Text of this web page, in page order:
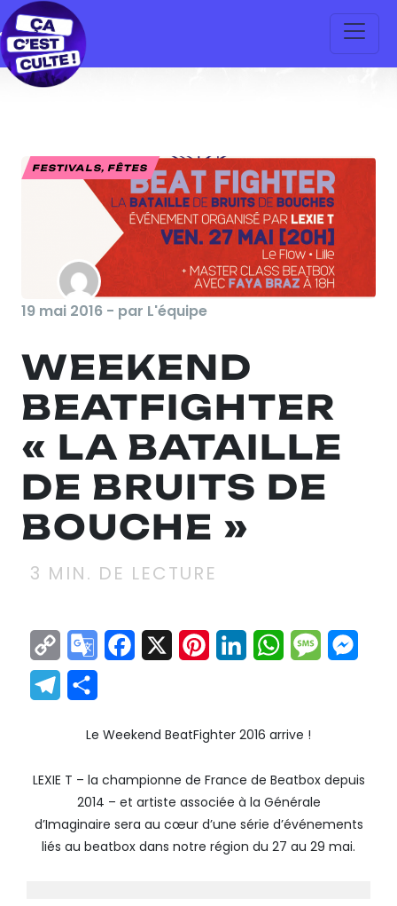
FESTIVALS, FÊTES
19 mai 2016 - par L'équipe
WEEKEND
BEATFIGHTER
« LA BATAILLE
DE BRUITS DE
BOUCHE »
3 MIN. DE LECTURE
Copy
Link
GoogleFacebook
X Pinterest
LinkedInWhatsApp
Telegram
Le Weekend BeatFighter 2016 arrive !
LEXIE T – la championne de France de Beatbox depuis
2014 – et artiste associée à la Générale
d’Imaginaire sera au cœur d’une série d’événements
liés au beatbox dans notre région du 27 au 29 mai.